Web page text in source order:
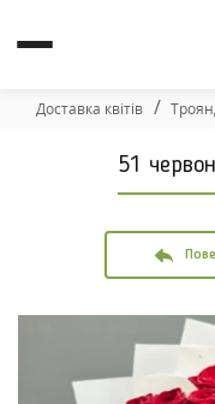
Доставка квітів
51